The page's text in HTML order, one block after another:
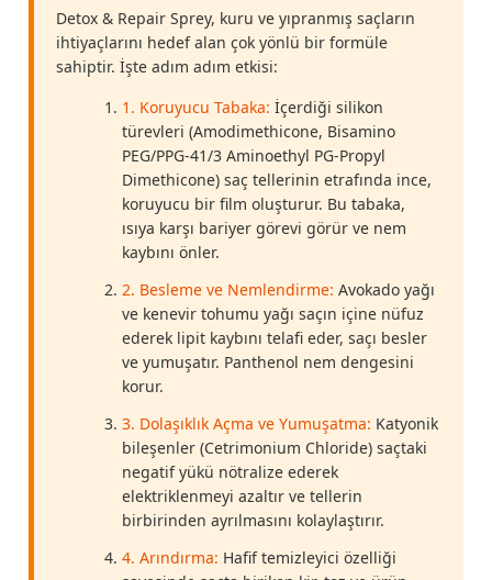
Detox & Repair Sprey, kuru ve yıpranmış saçların
ihtiyaçlarını hedef alan çok yönlü bir formüle
sahiptir. İşte adım adım etkisi:
1. Koruyucu Tabaka: İçerdiği silikon
türevleri (Amodimethicone, Bisamino
PEG/PPG-41/3 Aminoethyl PG-Propyl
Dimethicone) saç tellerinin etrafında ince,
koruyucu bir film oluşturur. Bu tabaka,
ısıya karşı bariyer görevi görür ve nem
kaybını önler.
2. Besleme ve Nemlendirme: Avokado yağı
ve kenevir tohumu yağı saçın içine nüfuz
ederek lipit kaybını telafi eder, saçı besler
ve yumuşatır. Panthenol nem dengesini
korur.
3. Dolaşıklık Açma ve Yumuşatma: Katyonik
bileşenler (Cetrimonium Chloride) saçtaki
negatif yükü nötralize ederek
elektriklenmeyi azaltır ve tellerin
birbirinden ayrılmasını kolaylaştırır.
4. Arındırma: Hafif temizleyici özelliği